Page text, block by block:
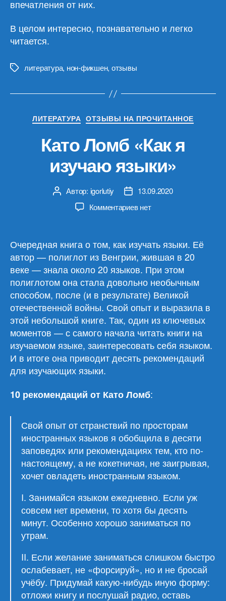
впечатления от них.
В целом интересно, познавательно и легко
читается.
Меткилитература, нон-фикшен, отзывы
Рубрики
ЛИТЕРАТУРА ОТЗЫВЫ НА ПРОЧИТАННОЕ
Като Ломб «Как я
изучаю языки»
Автор
записи
Автор: igorlutiy
Дата13.09.2020
Комментариевк
«Как
я
изучаю
языки»
нет
Очередная книга о том, как изучать языки. Её
автор — полиглот из Венгрии, жившая в 20
веке — знала около 20 языков. При этом
полиглотом она стала довольно необычным
способом, после (и в результате) Великой
отечественной войны. Свой опыт и выразила в
этой небольшой книге. Так, один из ключевых
моментов — с самого начала читать книги на
изучаемом языке, заинтересовать себя языком.
И в итоге она приводит десять рекомендаций
для изучающих языки.
10 рекомендаций от Като Ломб:
Свой опыт от странствий по просторам
иностранных языков я обобщила в десяти
заповедях или рекомендациях тем, кто по-
настоящему, а не кокетничая, не заигрывая,
хочет овладеть иностранным языком.
I. Занимайся языком ежедневно. Если уж
совсем нет времени, то хотя бы десять
минут. Особенно хорошо заниматься по
утрам.
II. Если желание заниматься слишком быстро
ослабевает, не «форсируй», но и не бросай
учёбу. Придумай какую-нибудь иную форму:
отложи книгу и послушай радио, оставь